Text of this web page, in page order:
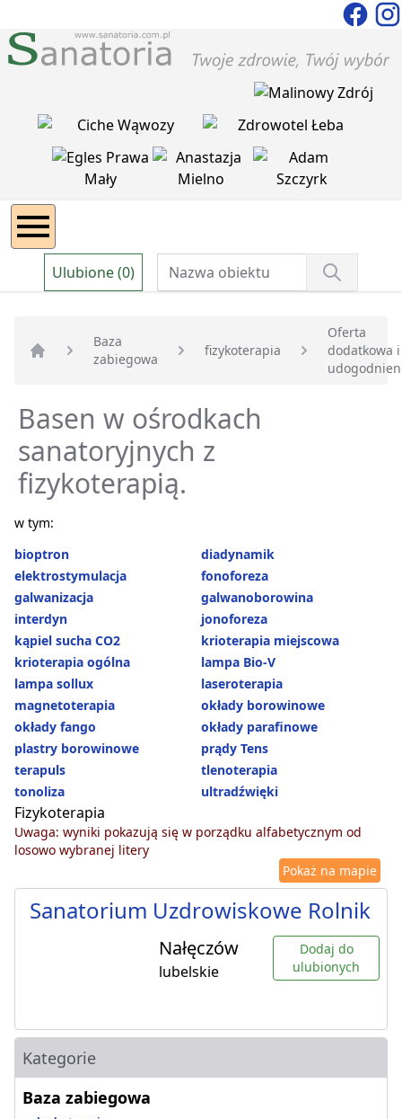
Ulubione (0)
Strona główna
Baza
zabiegowa
fizykoterapia
Oferta
dodatkowa i
Basen w ośrodkach
sanatoryjnych z
fizykoterapią.
w tym:
bioptron
diadynamik
elektrostymulacja
fonoforeza
galwanizacja
galwanoborowina
interdyn
jonoforeza
kąpiel sucha CO2
krioterapia miejscowa
krioterapia ogólna
lampa Bio-V
lampa sollux
laseroterapia
magnetoterapia
okłady borowinowe
okłady fango
okłady parafinowe
plastry borowinowe
prądy Tens
terapuls
tlenoterapia
tonoliza
ultradźwięki
Fizykoterapia
Uwaga: wyniki pokazują się w porządku alfabetycznym od
losowo wybranej litery
Pokaż na mapie
Sanatorium Uzdrowiskowe Rolnik
Nałęczów
lubelskie
Dodaj do
ulubionych
Kategorie
Baza zabiegowa